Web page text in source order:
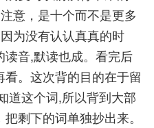
意，是十个而不是更多
为没有认认真真的时
音,默读也成。看完后
。这次背的目的在于留
道这个词,所以背到大部
剩下的词单独抄出来。